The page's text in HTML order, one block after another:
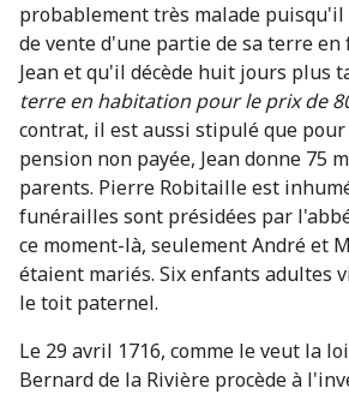
probablement très malade
de vente d'une partie de sa terre en
Jean et qu'il décède huit jours plus
terre en habitation pour le prix de
contrat, il est aussi stipulé que
pension non payée, Jean donne 75
parents. Pierre Robitaille est
funérailles sont présidées par
ce moment-là, seulement André et
étaient mariés. Six enfants adultes
le toit paternel.
Le 29 avril 1716, comme le veut la
Bernard de la Rivière procède à